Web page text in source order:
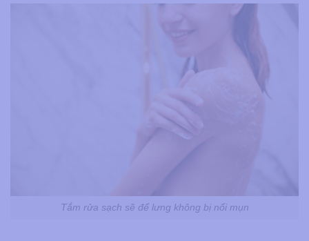
Tắm rửa sạch sẽ để lưng không bị nổi mụn